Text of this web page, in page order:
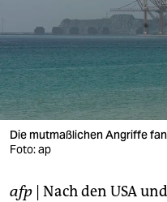
wahrheit
verlag
verlag
veranstaltungen
shop
Die mutmaßlichen Angriffe
Foto: ap
afp | Nach den USA